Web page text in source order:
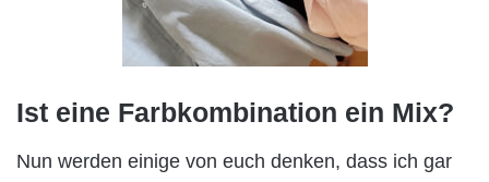
Ist eine Farbkombination ein Mix?
Nun werden einige von euch denken, dass ich gar